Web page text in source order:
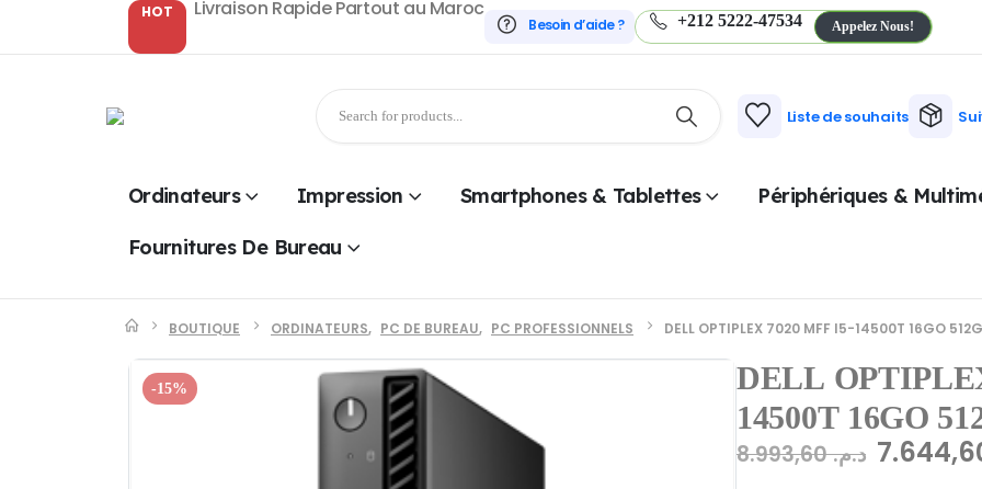
HOT Livraison Rapide Partout au Maroc
Besoin d’aide ? +212 5222-47534 Appelez Nous!
Liste de souhaits
Ordinateurs Impression Smartphones & Tablettes Périphériques &
Fournitures De Bureau
BOUTIQUE ORDINATEURS, PC DE BUREAU, PC PROFESSIONNELS DELL OPTIPLEX 7020 MFF I5-14500T 16GO
-15%
DELL
14500T 16GO
د.م.8.993,60